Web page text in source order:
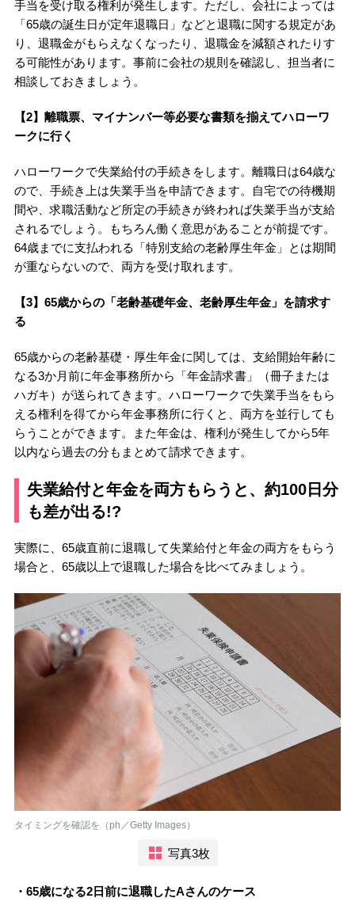
手当を受け取る権利が発生します。ただし、会社によっては
「65歳の誕生日が定年退職日」などと退職に関する規定があ
り、退職金がもらえなくなったり、退職金を減額されたりす
る可能性があります。事前に会社の規則を確認し、担当者に
相談しておきましょう。
【2】離職票、マイナンバー等必要な書類を揃えてハローワ
ークに行く
ハローワークで失業給付の手続きをします。離職日は64歳な
ので、手続き上は失業手当を申請できます。自宅での待機期
間や、求職活動など所定の手続きが終われば失業手当が支給
されるでしょう。もちろん働く意思があることが前提です。
64歳までに支払われる「特別支給の老齢厚生年金」とは期間
が重ならないので、両方を受け取れます。
【3】65歳からの「老齢基礎年金、老齢厚生年金」を請求す
る
65歳からの老齢基礎・厚生年金に関しては、支給開始年齢に
なる3か月前に年金事務所から「年金請求書」（冊子または
ハガキ）が送られてきます。ハローワークで失業手当をもら
える権利を得てから年金事務所に行くと、両方を並行しても
らうことができます。また年金は、権利が発生してから5年
以内なら過去の分もまとめて請求できます。
失業給付と年金を両方もらうと、約100日分
も差が出る!?
実際に、65歳直前に退職して失業給付と年金の両方をもらう
場合と、65歳以上で退職した場合を比べてみましょう。
タイミングを確認を（ph／Getty Images）
写真3枚
・65歳になる2日前に退職したAさんのケース